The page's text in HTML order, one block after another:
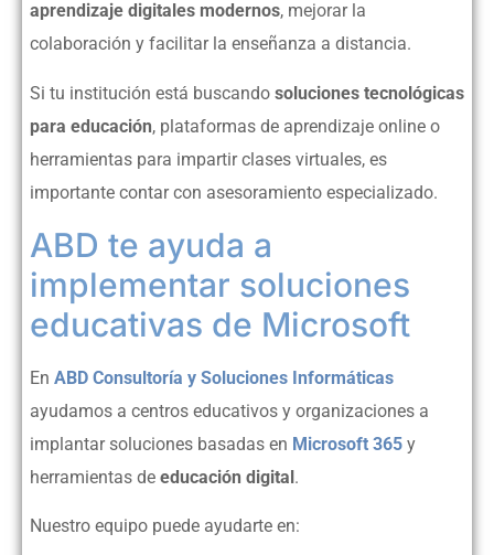
aprendizaje digitales modernos, mejorar la
colaboración y facilitar la enseñanza a distancia.
Si tu institución está buscando soluciones tecnológicas
para educación, plataformas de aprendizaje online o
herramientas para impartir clases virtuales, es
importante contar con asesoramiento especializado.
ABD te ayuda a
implementar soluciones
educativas de Microsoft
En ABD Consultoría y Soluciones Informáticas
ayudamos a centros educativos y organizaciones a
implantar soluciones basadas en Microsoft 365 y
herramientas de educación digital.
Nuestro equipo puede ayudarte en: